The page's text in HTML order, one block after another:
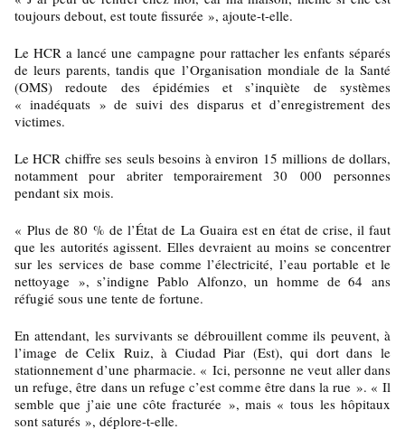
toujours debout, est toute fissurée », ajoute-t-elle.
Le HCR a lancé une campagne pour rattacher les enfants séparés
de leurs parents, tandis que l’Organisation mondiale de la Santé
(OMS) redoute des épidémies et s’inquiète de systèmes
« inadéquats » de suivi des disparus et d’enregistrement des
victimes.
Le HCR chiffre ses seuls besoins à environ 15 millions de dollars,
notamment pour abriter temporairement 30 000 personnes
pendant six mois.
« Plus de 80 % de l’État de La Guaira est en état de crise, il faut
que les autorités agissent. Elles devraient au moins se concentrer
sur les services de base comme l’électricité, l’eau portable et le
nettoyage », s’indigne Pablo Alfonzo, un homme de 64 ans
réfugié sous une tente de fortune.
En attendant, les survivants se débrouillent comme ils peuvent, à
l’image de Celix Ruiz, à Ciudad Piar (Est), qui dort dans le
stationnement d’une pharmacie. « Ici, personne ne veut aller dans
un refuge, être dans un refuge c’est comme être dans la rue ». « Il
semble que j’aie une côte fracturée », mais « tous les hôpitaux
sont saturés », déplore-t-elle.